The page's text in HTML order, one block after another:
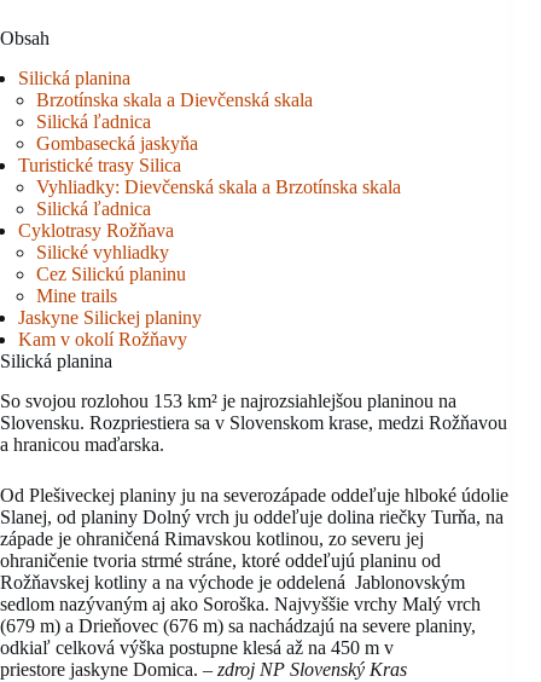
Obsah
Silická planina
Brzotínska skala a Dievčenská skala
Silická ľadnica
Gombasecká jaskyňa
Turistické trasy Silica
Vyhliadky: Dievčenská skala a Brzotínska skala
Silická ľadnica
Cyklotrasy Rožňava
Silické vyhliadky
Cez Silickú planinu
Mine trails
Jaskyne Silickej planiny
Kam v okolí Rožňavy
Silická planina
So svojou rozlohou 153 km² je najrozsiahlejšou planinou na
Slovensku. Rozpriestiera sa v Slovenskom krase, medzi Rožňavou
a hranicou maďarska.
Od Plešiveckej planiny ju na severozápade oddeľuje hlboké údolie
Slanej, od planiny Dolný vrch ju oddeľuje dolina riečky Turňa, na
západe je ohraničená Rimavskou kotlinou, zo severu jej
ohraničenie tvoria strmé stráne, ktoré oddeľujú planinu od
Rožňavskej kotliny a na východe je oddelená Jablonovským
sedlom nazývaným aj ako Soroška. Najvyššie vrchy Malý vrch
(679 m) a Drieňovec (676 m) sa nachádzajú na severe planiny,
odkiaľ celková výška postupne klesá až na 450 m v
priestore jaskyne Domica. – zdroj NP Slovenský Kras